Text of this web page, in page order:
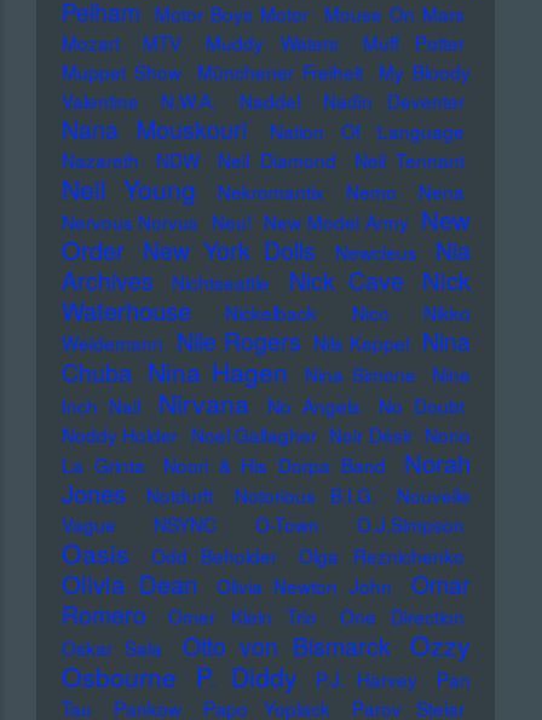
Pelham
Motor Boys Motor
Mouse On Mars
Mozart
MTV Muddy Waters
Muff Potter
Muppet Show
Münchener Freiheit
My Bloody
Valentine
N.W.A. Naddel Nadin Deventer
Nana Mouskouri
Nation Of Language
Nazareth
NDW Neil Diamond Neil Tennant
Neil Young Nekromantix Nemo
Nena
Nervous Norvus Neu! New Model Army New
Order New York Dolls Newcleus
Nia
Archives
Nichtseattle Nick Cave
Nick
Waterhouse
Nickelback Nico
Nikko
Weidemann Nile Rogers Nils Keppel Nina
Chuba Nina Hagen Nina Simone
Nine
Inch Nail
Nirvana No Angels
No Doubt
Noddy Holder Noel Gallagher Noir Désir Nono
La Grinta
Noori & His Dorpa Band
Norah
Jones
Notdurft Notorious B.I.G.
Nouvelle
Vague
NSYNC O-Town O.J.Simpson
Oasis Odd Beholder Olga Reznichenko
Olivia Dean Olivia Newton John
Omar
Romero
Omer Klein Trio
One Direction
Oskar Sala
Otto von Bismarck Ozzy
Osbourne
P. Diddy P.J. Harvey
Pan
Tau
Pankow Papo Yoplack Parov Stelar